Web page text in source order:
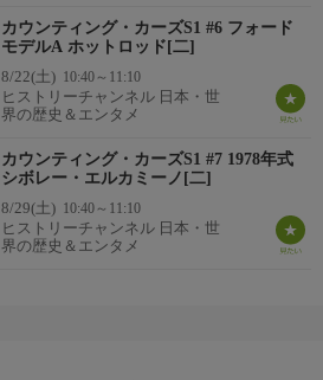
カウンティング・カーズS1 #6 フォード
モデルA ホットロッド[二]
8/22(土) 10:40～11:10
ヒストリーチャンネル 日本・世
界の歴史＆エンタメ
カウンティング・カーズS1 #7 1978年式
シボレー・エルカミーノ[二]
8/29(土) 10:40～11:10
ヒストリーチャンネル 日本・世
界の歴史＆エンタメ